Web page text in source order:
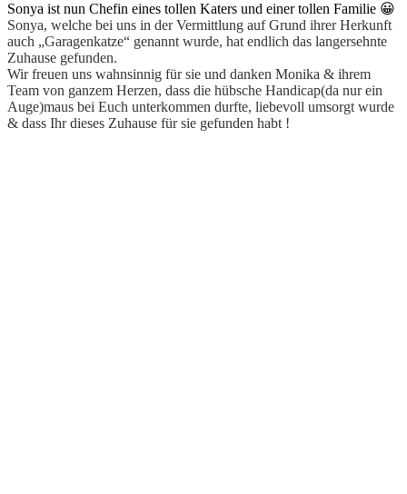
Sonya ist nun Chefin eines tollen Katers und einer tollen Familie 😀
Sonya, welche bei uns in der Vermittlung auf Grund ihrer Herkunft
auch „Garagenkatze“ genannt wurde, hat endlich das langersehnte
Zuhause gefunden.
Wir freuen uns wahnsinnig für sie und danken Monika & ihrem
Team von ganzem Herzen, dass die hübsche Handicap(da nur ein
Auge)maus bei Euch unterkommen durfte, liebevoll umsorgt wurde
& dass Ihr dieses Zuhause für sie gefunden habt !